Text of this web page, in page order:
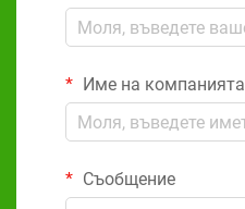
Име на компанията
Съобщение